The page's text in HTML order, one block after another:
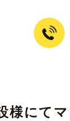
様にて